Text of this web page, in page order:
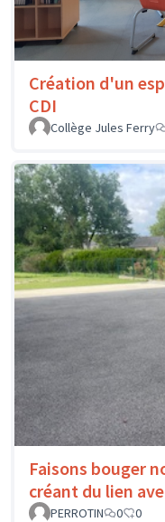
Création d'un
CDI
Collège Jules Ferry
Faisons bouger
créant du lien
PERROTIN
0 0